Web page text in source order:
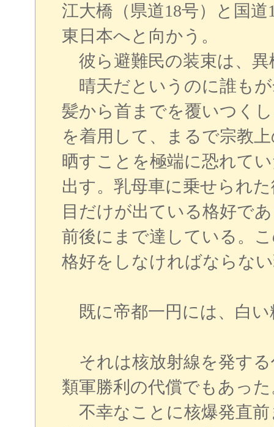
江大橋（県道18号）と国
東日本へと向かう。
彼ら避難民の装束は、異
晴天だというのに誰もが
髪から首までを覆いつく
を着用して、まるで宗教
晒すことを極端に恐れて
出す。乳母車に乗せられ
目だけが出ている格好で
前後にまで達している。
格好をしなければならな
既に帝都一円には、白
それは核放射線を発する
類軍勝利の代償でもあっ
不幸なことに核爆発直